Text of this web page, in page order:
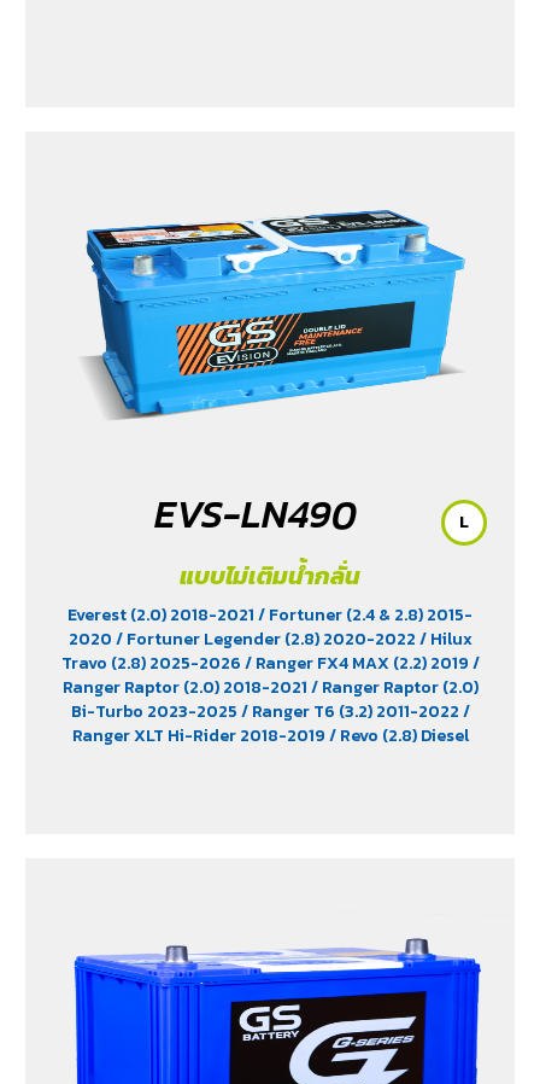
EVS-LN490
แบบไม่เติมน้ำกลั่น
Everest (2.0) 2018-2021/ Fortuner (2.4 & 2.8) 2015-
2020/ Fortuner Legender (2.8) 2020-2022/ Hilux
Travo (2.8) 2025-2026/ Ranger FX4 MAX (2.2) 2019/
Ranger Raptor (2.0) 2018-2021/ Ranger Raptor (2.0)
Bi-Turbo 2023-2025/ Ranger T6 (3.2) 2011-2022/
Ranger XLT Hi-Rider 2018-2019/ Revo (2.8) Diesel
L